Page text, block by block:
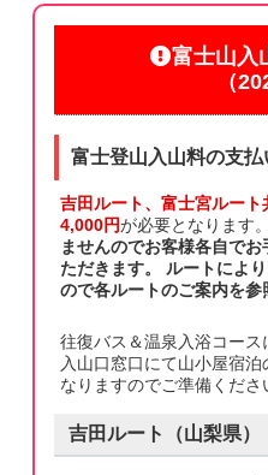
富士山入
（
富士登山入山料の支
吉田ルート、富士宮ルー
4,000円が必要となります。
ませんのでお客様各自で
ただきます。 ルートによ
ので各ルートのご案内を参
往復バス＆温泉入浴コース
入山口窓口にて山小屋宿
なりますのでご準備くださ
吉田 ルート（山梨県）